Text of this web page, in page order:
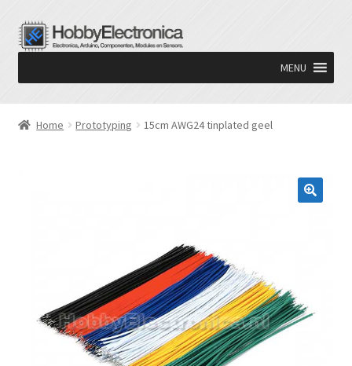
Ga
door
navigatie
Ga
naar
inhoud
MENU
Home Prototyping 15cm AWG24 tinplated geel